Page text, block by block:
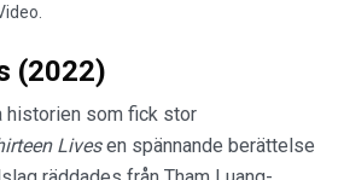
(2022)
historien som fick stor
Livesen spännande berättelse